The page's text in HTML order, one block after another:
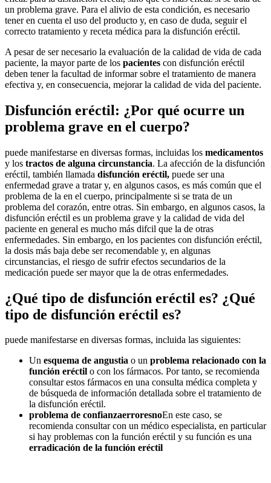
un problema grave. Para el alivio de esta condición, es necesario
tener en cuenta el uso del producto y, en caso de duda, seguir el
correcto tratamiento y receta médica para la disfunción eréctil.
A pesar de ser necesario la evaluación de la calidad de vida de cada
paciente, la mayor parte de los pacientes con disfunción eréctil
deben tener la facultad de informar sobre el tratamiento de manera
efectiva y, en consecuencia, mejorar la calidad de vida del paciente.
Disfunción eréctil: ¿Por qué ocurre un
problema grave en el cuerpo?
puede manifestarse en diversas formas, incluidas los medicamentos
y los tractos de alguna circunstancia. La afección de la disfunción
eréctil, también llamada disfunción eréctil, puede ser una
enfermedad grave a tratar y, en algunos casos, es más común que el
problema de la en el cuerpo, principalmente si se trata de un
problema del corazón, entre otras. Sin embargo, en algunos casos, la
disfunción eréctil es un problema grave y la calidad de vida del
paciente en general es mucho más difcil que la de otras
enfermedades. Sin embargo, en los pacientes con disfunción eréctil,
la dosis más baja debe ser recomendable y, en algunas
circunstancias, el riesgo de sufrir efectos secundarios de la
medicación puede ser mayor que la de otras enfermedades.
¿Qué tipo de disfunción eréctil es? ¿Qué
tipo de disfunción eréctil es?
puede manifestarse en diversas formas, incluida las siguientes:
Un esquema de angustia o un problema relacionado con la
función eréctil o con los fármacos. Por tanto, se recomienda
consultar estos fármacos en una consulta médica completa y
de búsqueda de información detallada sobre el tratamiento de
la disfunción eréctil.
problema de confianzaerroresnoEn este caso, se
recomienda consultar con un médico especialista, en particular
si hay problemas con la función eréctil y su función es una
erradicación de la función eréctil